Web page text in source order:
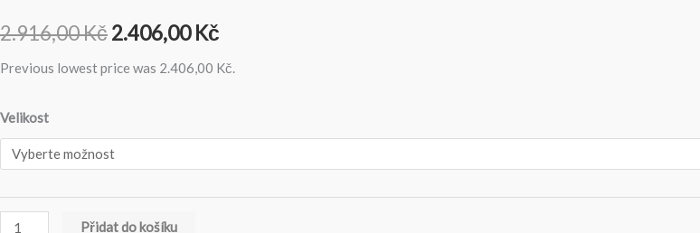
2.916,00Kč2.406,00 Kč
Previous lowest price was 2.406,00 Kč.
Velikost
Přidat do košíku